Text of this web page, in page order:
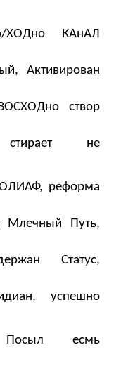
ХОДно КАнАЛ
Активирован
створ
не
реформа
Млечный Путь,
Статус,
успешно
Посыл есмь